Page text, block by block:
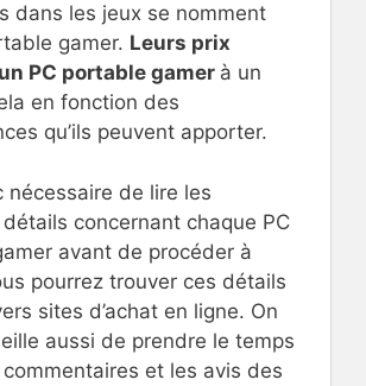
dans les jeux se nomment
gamer. Leurs prix
PC portable gamer à un
en fonction des
qu’ils peuvent apporter.
nécessaire de lire les
concernant chaque PC
avant de procéder à
pourrez trouver ces détails
sites d’achat en ligne. On
aussi de prendre le temps
et les avis des